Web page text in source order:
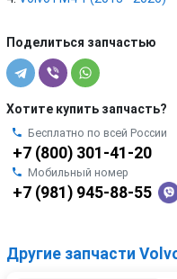
Поделиться запчастью
Хотите купить запчасть?
Бесплатно по всей России
+7 (800) 301-41-20
Мобильный номер
+7 (981) 945-88-55
Другие запчасти